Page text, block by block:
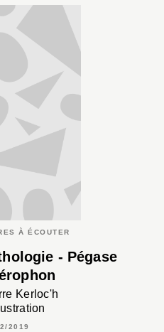
À ÉCOUTER
- Pégase
Kerloc'h
2019